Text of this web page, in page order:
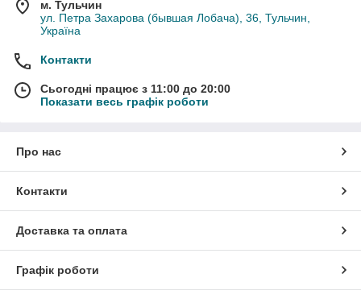
м. Тульчин
ул. Петра Захарова (бывшая Лобача), 36, Тульчин,
Україна
Контакти
Сьогодні працює з 11:00 до 20:00
Показати весь графік роботи
Про нас
Контакти
Доставка та оплата
Графік роботи